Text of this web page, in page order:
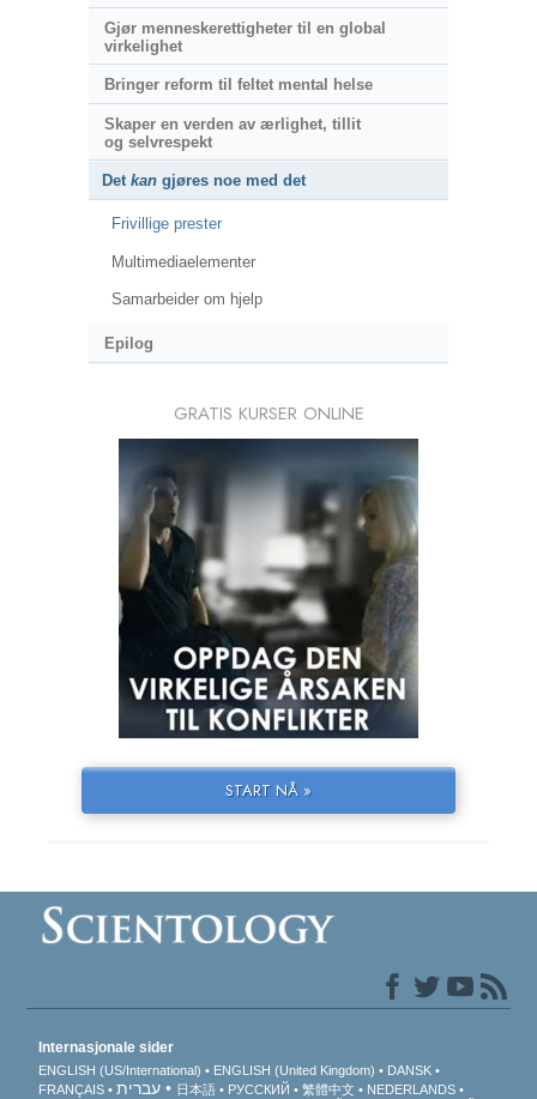
Gjør menneskerettigheter til en global
virkelighet
Bringer reform til feltet mental helse
Skaper en verden av ærlighet, tillit
og selvrespekt
Det kan gjøres noe med det
Frivillige prester
Multimediaelementer
Samarbeider om hjelp
Epilog
GRATIS KURSER ONLINE
START NÅ »
Internasjonale sider
ENGLISH (US/International) ENGLISH (United Kingdom)
DANSK
FRANÇAIS
עברית 日本語 РУССКИЙ 繁體中文
NEDERLANDS